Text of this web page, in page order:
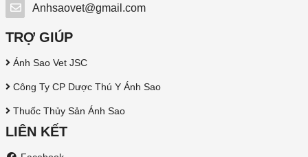
Anhsaovet@gmail.com
TRỢ GIÚP
Ánh Sao Vet JSC
Công Ty CP Dược Thú Y Ánh Sao
Thuốc Thủy Sản Ánh Sao
LIÊN KẾT